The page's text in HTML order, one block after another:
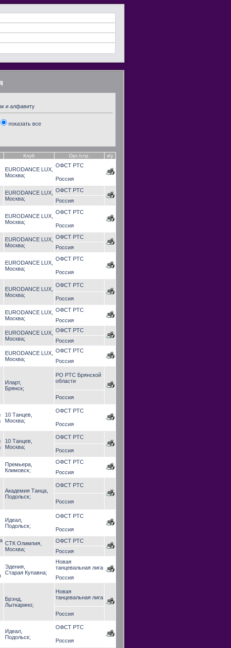
и алфавиту
показать все
Клуб Орг./стр. к/у
EURODANCE LUX,
Москва;
ОФСТ РТС
Россия
EURODANCE LUX,
Москва;
ОФСТ РТС
Россия
EURODANCE LUX,
Москва;
ОФСТ РТС
Россия
EURODANCE LUX,
Москва;
ОФСТ РТС
Россия
EURODANCE LUX,
Москва;
ОФСТ РТС
Россия
EURODANCE LUX,
Москва;
ОФСТ РТС
Россия
EURODANCE LUX,
Москва;
ОФСТ РТС
Россия
EURODANCE LUX,
Москва;
ОФСТ РТС
Россия
EURODANCE LUX,
Москва;
ОФСТ РТС
Россия
Иларт,
Брянск;
РО РТС Брянской
области
Россия
10 Танцев,
Москва;
ОФСТ РТС
Россия
10 Танцев,
Москва;
ОФСТ РТС
Россия
Премьера,
Климовск;
ОФСТ РТС
Россия
Академия Танца,
Подольск;
ОФСТ РТС
Россия
Идеал,
Подольск;
ОФСТ РТС
Россия
СТК Олимпия,
Москва;
ОФСТ РТС
Россия
Эдения,
Старая Купавна;
Новая
танцевальная лига
Россия
Брэнд,
Лыткарино;
Новая
танцевальная лига
Россия
Идеал,
Подольск;
ОФСТ РТС
Россия